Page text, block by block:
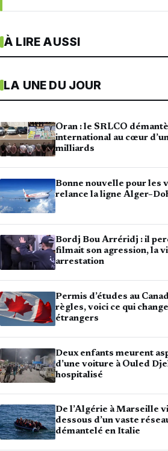
À LIRE AUSSI
LA UNE DU JOUR
Oran : le SRLCO
international au cœur
milliards
Bonne nouvelle pour les
relance la ligne
Bordj Bou Arréridj : il
filmait son agression, la
arrestation
Permis d’études au
règles, voici ce qui
étrangers
Deux enfants meurent
d’une voiture à Ouled
hospitalisé
De l’Algérie à Marseille
dessous d’un vaste
démantelé en Italie